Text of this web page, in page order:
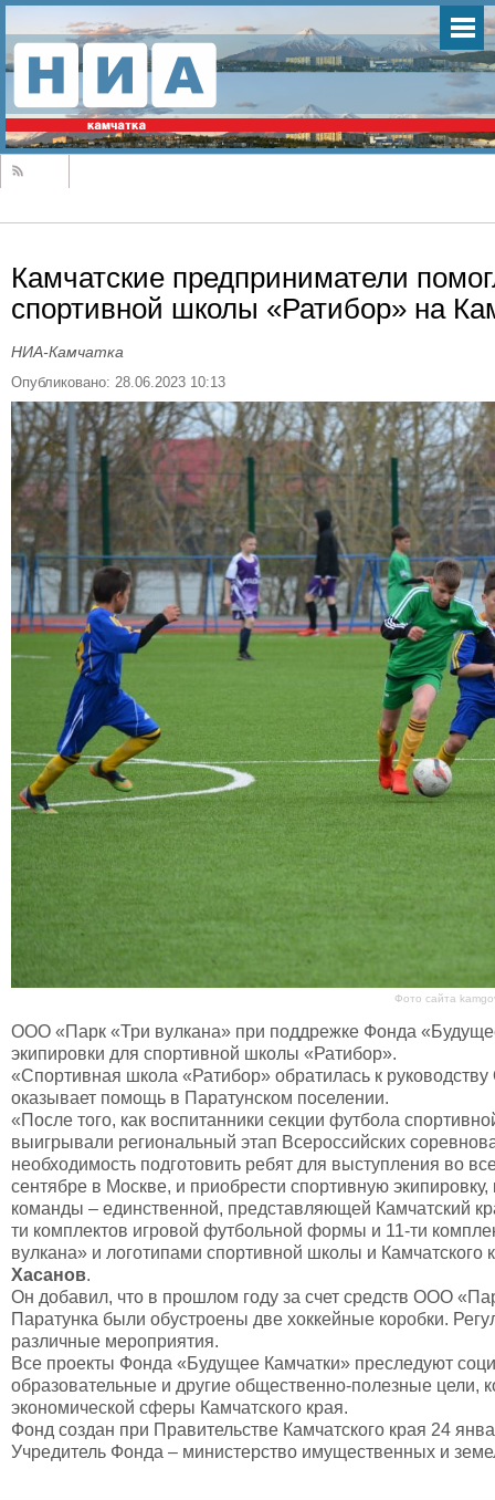
Камчатские предприниматели
спортивной школы «Ратибор» на
НИА-Камчатка
Опубликовано: 28.06.2023 10:13
Фото сайта
ООО «Парк «Три вулкана» при поддрежке Фонда
экипировки для спортивной школы «Ратибор».
«Спортивная школа «Ратибор» обратилась к
оказывает помощь в Паратунском поселении.
«После того, как воспитанники секции футбола
выигрывали региональный этап Всероссийских
необходимость подготовить ребят для выступления во
сентябре в Москве, и приобрести спортивную
команды – единственной, представляющей Камчатский
ти комплектов игровой футбольной формы и 11-ти
вулкана» и логотипами спортивной школы и Камчатского
Хасанов.
Он добавил, что в прошлом году за счет средств ООО
Паратунка были обустроены две хоккейные коробки.
различные мероприятия.
Все проекты Фонда «Будущее Камчатки» преследуют
образовательные и другие общественно-полезные цели,
экономической сферы Камчатского края.
Фонд создан при Правительстве Камчатского края 24
Учредитель Фонда – министерство имущественных и